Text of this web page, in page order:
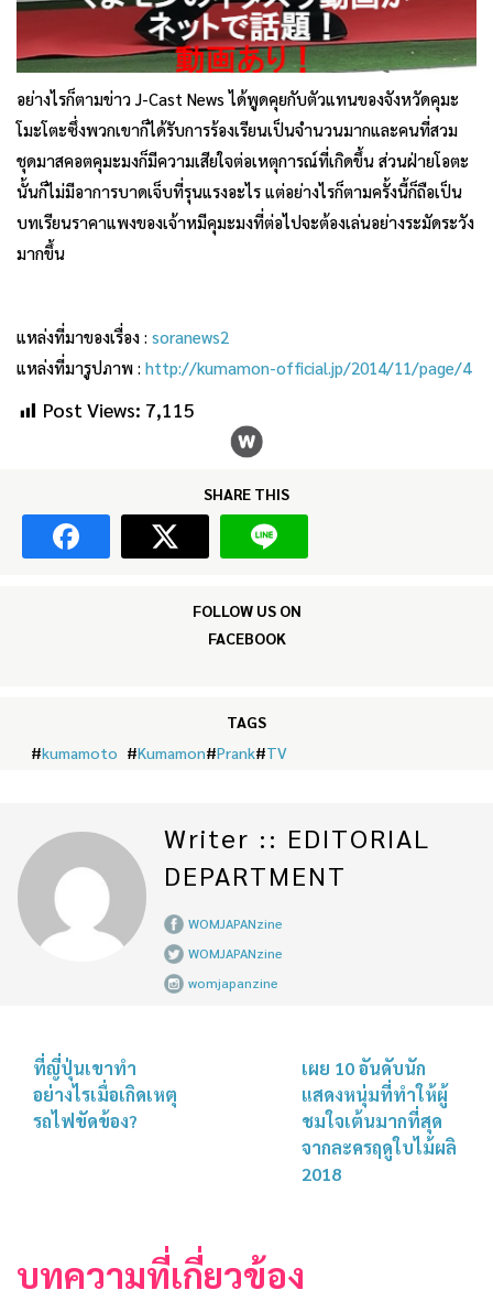
อย่างไรก็ตามข่าว J-Cast News ได้พูดคุยกับตัวแทนของจังหวัดคุมะ
โมะโตะซึ่งพวกเขาก็ได้รับการร้องเรียนเป็นจำนวนมากและคนที่สวม
ชุดมาสคอตคุมะมงก็มีความเสียใจต่อเหตุการณ์ที่เกิดขึ้น ส่วนฝ่ายโอตะ
นั้นก็ไม่มีอาการบาดเจ็บที่รุนแรงอะไร แต่อย่างไรก็ตามครั้งนี้ก็ถือเป็น
บทเรียนราคาแพงของเจ้าหมีคุมะมงที่ต่อไปจะต้องเล่นอย่างระมัดระวัง
มากขึ้น
แหล่งที่มาของเรื่อง : soranews2
แหล่งที่มารูปภาพ : http://kumamon-official.jp/2014/11/page/4
Post Views: 7,115
SHARE THIS
FOLLOW US ON
FACEBOOK
TAGS
#kumamoto #Kumamon#Prank#TV
Writer :: EDITORIAL
DEPARTMENT
WOMJAPANzine
WOMJAPANzine
womjapanzine
ที่ญี่ปุ่นเขาทำ
อย่างไรเมื่อเกิดเหตุ
รถไฟขัดข้อง?
เผย 10 อันดับนัก
แสดงหนุ่มที่ทำให้ผู้
ชมใจเต้นมากที่สุด
จากละครฤดูใบไม้ผลิ
2018
บทความที่เกี่ยวข้อง